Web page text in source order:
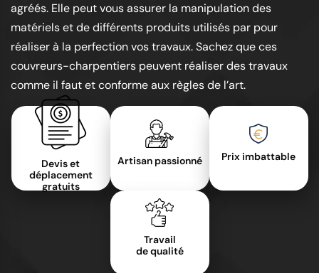
agréés. Elle peut vous assurer la manipulation des
matériels et de différents produits utilisés par pour
réaliser à la perfection vos travaux. Sachez que ces
couvreurs-charpentiers peuvent réaliser des travaux
comme il faut et conforme aux règles de l’art.
Devis et
déplacement
gratuits
Artisan passionné Prix imbattable
Travail
de qualité